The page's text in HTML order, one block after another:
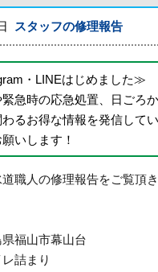
スタッフの修理報告
・LINEはじめました≫
急時の応急処置、日ごろ
るお得な情報を発信してい
いします！
職人の修理報告をご覧頂
県福山市幕山台
レ詰まり